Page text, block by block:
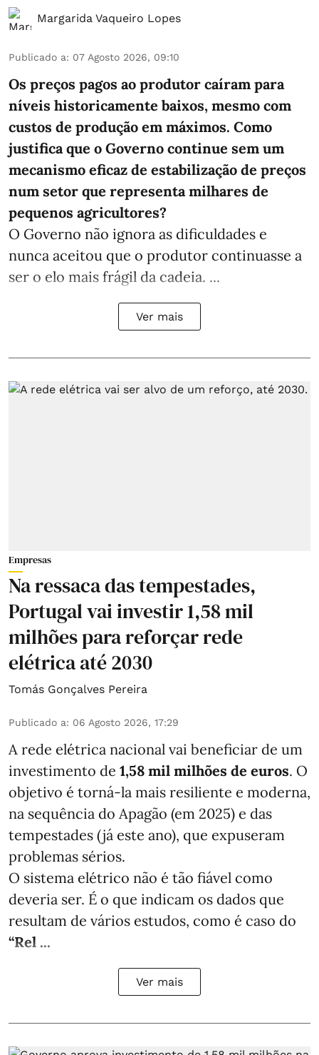
Margarida Vaqueiro Lopes
Publicado a: 07 Agosto 2026, 09:10
Os preços pagos ao produtor caíram para
níveis historicamente baixos, mesmo com
custos de produção em máximos. Como
justifica que o Governo continue sem um
mecanismo eficaz de estabilização de preços
num setor que representa milhares de
pequenos agricultores?
O Governo não ignora as dificuldades e
nunca aceitou que o produtor continuasse a
ser o elo mais frágil da cadeia. ...
Ver mais
Empresas
Na ressaca das tempestades,
Portugal vai investir 1,58 mil
milhões para reforçar rede
elétrica até 2030
Tomás Gonçalves Pereira
Publicado a: 06 Agosto 2026, 17:29
A rede elétrica nacional vai beneficiar de um
investimento de 1,58 mil milhões de euros. O
objetivo é torná-la mais resiliente e moderna,
na sequência do Apagão (em 2025) e das
tempestades (já este ano), que expuseram
problemas sérios.
O sistema elétrico não é tão fiável como
deveria ser. É o que indicam os dados que
resultam de vários estudos, como é caso do
“Rel ...
Ver mais